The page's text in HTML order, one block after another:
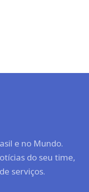
e no Mundo.
do seu time,
serviços.